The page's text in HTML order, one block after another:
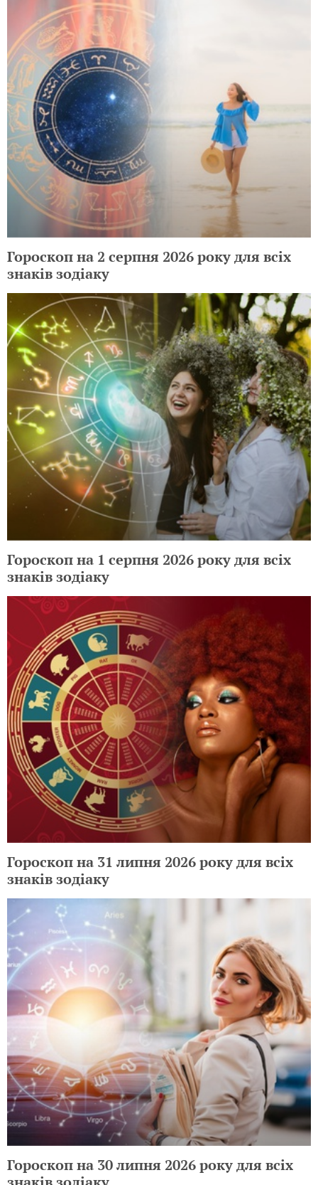
Гороскоп на 2 серпня 2026 року для всіх
знаків зодіаку
Гороскоп на 1 серпня 2026 року для всіх
знаків зодіаку
Гороскоп на 31 липня 2026 року для всіх
знаків зодіаку
Гороскоп на 30 липня 2026 року для всіх